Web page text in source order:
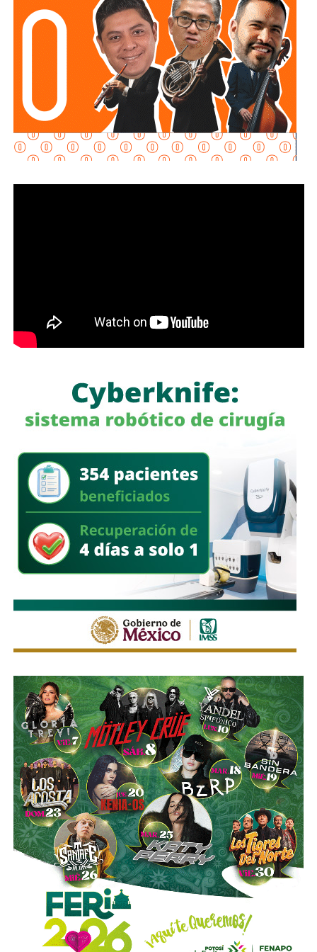
Además la disposición también señala que las personas
conductoras deberán cumplir con las demás medidas de
seguridad previstas en la legislación estatal.
La diputada Brisseire Sánchez López, explicó que
mantener las luces encendidas permite incrementar
la visibilidad de las motocicletas ante otros usuarios
de la vía, debido a que por sus dimensiones pueden ser
menos perceptibles que otros vehículos, particularmente
La legisladora destacó que, la Ley General de Movilidad y
Seguridad Vial establece la obligación de las autoridades
competentes de implementar medidas preventivas
en la mayor medida posible, la protección de la vida y la
integridad física de las personas durante sus
desplazamientos por las vías públicas.
Con la reforma aprobada, el marco regulatorio estatal
seguridad de quienes utilizan motocicletas y
atendiendo principios y estándares
seguridad vial.
La utilización de luces encendidas de manera permanente
y de elementos luminosos o reflejantes permitirá facilitar
la identificación de estos vehículos por parte de los
demás conductores, particularmente durante la noche, en
zonas con poca iluminación o ante condiciones que
reduzcan la visibilidad.
La diputada Sánchez López señaló que estas
disposiciones representan una medida preventiva
orientada a proteger la vida de las personas motociclistas,
disminuir la posibilidad de accidentes y reducir la
gravedad de las lesiones y fallecimientos derivados de
siniestros viales.
Con esta reforma, el Congreso del Estado fortalece las